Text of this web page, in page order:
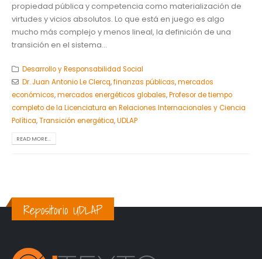
propiedad pública y competencia como materialización de
virtudes y vicios absolutos. Lo que está en juego es algo
mucho más complejo y menos lineal, la definición de una
transición en el sistema...
Desarrollo y Responsabilidad Social
Dr. Juan Antonio Le Clercq,finanzas públicas,mercados
económicos,mercados energéticos globales,Profesor de tiempo
completo de la Licenciatura en Relaciones Internacionales y Ciencia
Política,Transición energética,UDLAP
READ MORE...
Repositorio UDLAP